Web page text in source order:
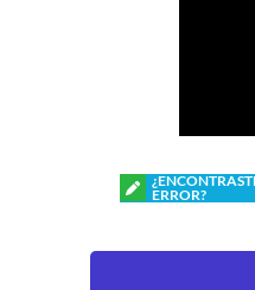
ERROR?